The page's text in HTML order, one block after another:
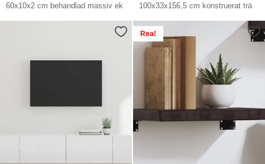
60x10x2 cm behandlad massiv ek
100x33x156,5 cm konstruerat trä
Rea!